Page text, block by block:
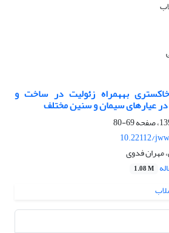
تاثیر استفاده از آب خاکستری به‎همراه زئولیت در ساخت و
عیارهای سیمان و سنین مختلف
69-80
10.22112/
مهران فدوی
1.08 M